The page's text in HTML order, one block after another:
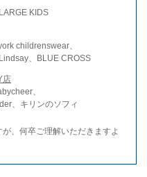
KIDS
childrenswear、
、BLUE CROSS
店
、
、キリンのソフィ
、何卒ご理解いただきますよ